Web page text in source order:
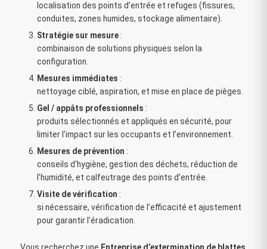
localisation des points d’entrée et refuges (fissures,
conduites, zones humides, stockage alimentaire).
Stratégie sur mesure :
combinaison de solutions physiques selon la
configuration.
Mesures immédiates :
nettoyage ciblé, aspiration, et mise en place de pièges.
Gel / appâts professionnels :
produits sélectionnés et appliqués en sécurité, pour
limiter l’impact sur les occupants et l’environnement.
Mesures de prévention :
conseils d’hygiène, gestion des déchets, réduction de
l’humidité, et calfeutrage des points d’entrée.
Visite de vérification :
si nécessaire, vérification de l’efficacité et ajustement
pour garantir l’éradication.